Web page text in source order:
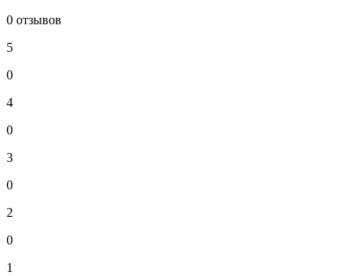
0 отзывов
5
0
4
0
3
0
2
0
1